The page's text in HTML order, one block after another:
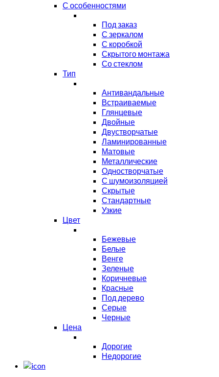
С особенностями
Под заказ
С зеркалом
С коробкой
Скрытого монтажа
Со стеклом
Тип
Антивандальные
Встраиваемые
Глянцевые
Двойные
Двустворчатые
Ламинированные
Матовые
Металлические
Одностворчатые
С шумоизоляцией
Скрытые
Стандартные
Узкие
Цвет
Бежевые
Белые
Венге
Зеленые
Коричневые
Красные
Под дерево
Серые
Черные
Цена
Дорогие
Недорогие